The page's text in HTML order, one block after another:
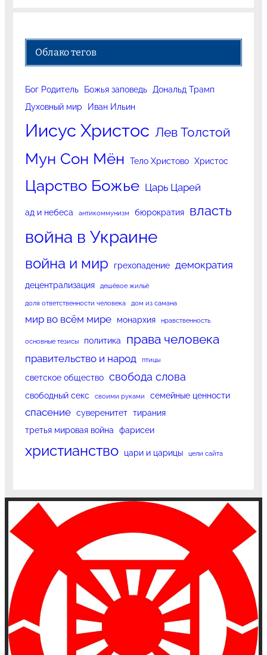
Облако тегов
Бог Родитель Божья заповедь
Дональд Трамп
Духовный мир
Иван Ильин
Иисус Христос Лев Толстой
Мун Сон Мён Тело Христово Христос
Царство Божье Царь Царей
ад и небеса антикоммунизм бюрократия власть
война в Украине
война и мир грехопадение демократия
децентрализация дешёвое жильё
доля ответственности человека дом из самана
мир во всём мире монархия нравственность
основные тезисы политика права человека
правительство и народ птицы
светское общество свобода слова
свободный секс своими руками семейные ценности
спасение суверенитет тирания
третья мировая война
фарисеи
христианство цари и царицы цели сайта